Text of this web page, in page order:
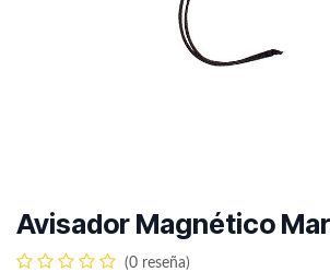
Avisador Magnético
(0 reseña)